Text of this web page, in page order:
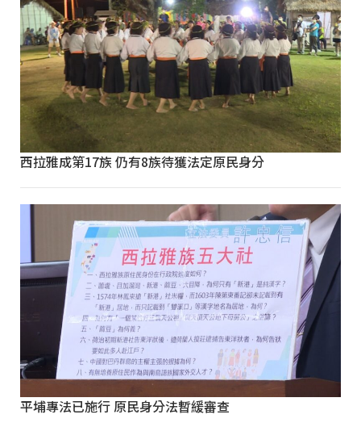
西拉雅成第17族 仍有8族待獲法定原民身分
平埔專法已施行 原民身分法暫緩審查